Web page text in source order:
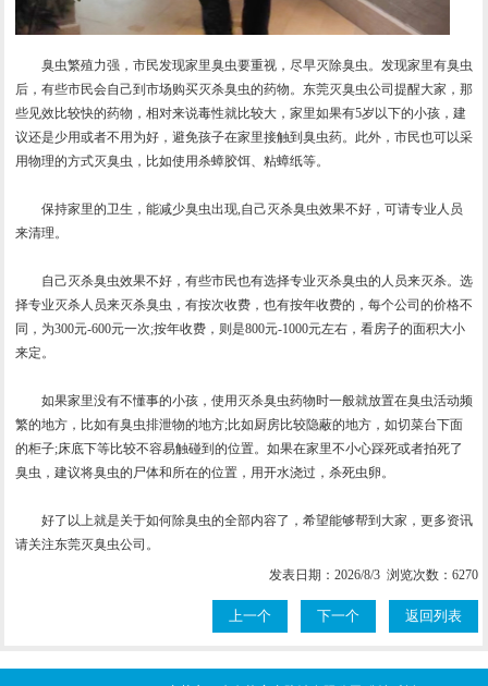
臭虫繁殖力强，市民发现家里臭虫要重视，尽早灭除臭虫。发现家里有臭虫
后，有些市民会自己到市场购买灭杀臭虫的药物。东莞灭臭虫公司提醒大家，那
些见效比较快的药物，相对来说毒性就比较大，家里如果有5岁以下的小孩，建
议还是少用或者不用为好，避免孩子在家里接触到臭虫药。此外，市民也可以采
用物理的方式灭臭虫，比如使用杀蟑胶饵、粘蟑纸等。
保持家里的卫生，能减少臭虫出现,自己灭杀臭虫效果不好，可请专业人员
来清理。
自己灭杀臭虫效果不好，有些市民也有选择专业灭杀臭虫的人员来灭杀。选
择专业灭杀人员来灭杀臭虫，有按次收费，也有按年收费的，每个公司的价格不
同，为300元-600元一次;按年收费，则是800元-1000元左右，看房子的面积大小
来定。
如果家里没有不懂事的小孩，使用灭杀臭虫药物时一般就放置在臭虫活动频
繁的地方，比如有臭虫排泄物的地方;比如厨房比较隐蔽的地方，如切菜台下面
的柜子;床底下等比较不容易触碰到的位置。如果在家里不小心踩死或者拍死了
臭虫，建议将臭虫的尸体和所在的位置，用开水浇过，杀死虫卵。
好了以上就是关于如何除臭虫的全部内容了，希望能够帮到大家，更多资讯
请关注东莞灭臭虫公司。
发表日期：2026/8/3 浏览次数：6270
上一个 下一个 返回列表